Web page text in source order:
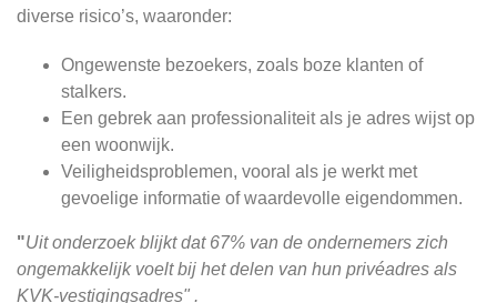
diverse risico’s, waaronder:
Ongewenste bezoekers, zoals boze klanten of
stalkers.
Een gebrek aan professionaliteit als je adres wijst op
een woonwijk.
Veiligheidsproblemen, vooral als je werkt met
gevoelige informatie of waardevolle eigendommen.
"Uit onderzoek blijkt dat 67% van de ondernemers zich
ongemakkelijk voelt bij het delen van hun privéadres als
KVK-vestigingsadres" .